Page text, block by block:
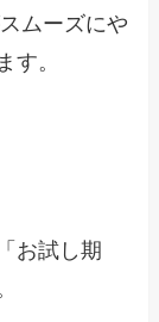
ムーズにや
す。
お試し期